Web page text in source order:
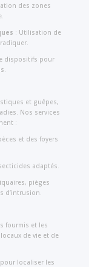
des zones
: Utilisation de
dispositifs pour
et guêpes,
Nos services
:
et des foyers
adaptés.
pièges
d’intrusion.
fourmis et les
de vie et de
localiser les